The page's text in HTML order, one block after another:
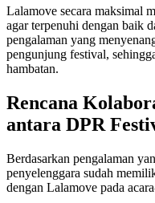
Lalamove secara maksimal
agar terpenuhi dengan baik
pengalaman yang
pengunjung festival,
hambatan.
Rencana
antara DPR
Berdasarkan pengalaman
penyelenggara sudah
dengan Lalamove pada